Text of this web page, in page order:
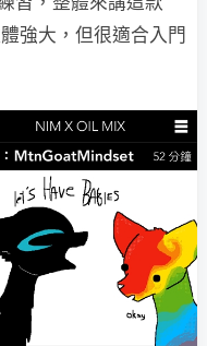
強大，但很適合入門